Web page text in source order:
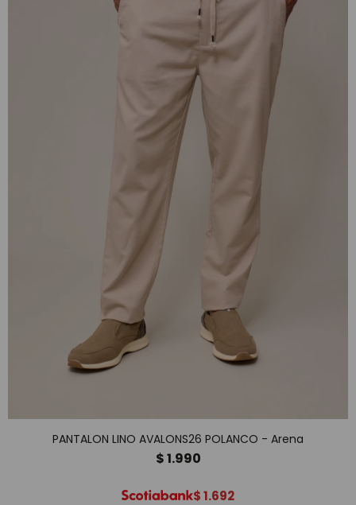
PANTALON LINO AVALONS26 POLANCO - Arena
$1.990
$1.692